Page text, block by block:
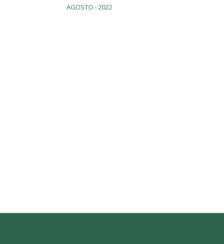
AGOSTO - 2022